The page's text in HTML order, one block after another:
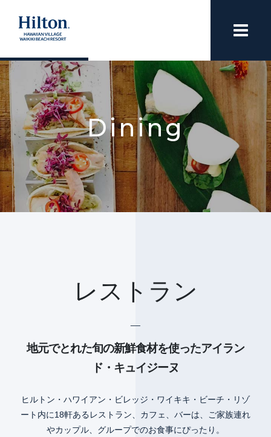
Dining
レストラン
地元でとれた旬の新鮮食材を使ったアイラン
ド・キュイジーヌ
ヒルトン・ハワイアン・ビレッジ・ワイキキ・ビーチ・リゾ
ート内に18軒あるレストラン、カフェ、バーは、ご家族連れ
やカップル、グループでのお食事にぴったり。